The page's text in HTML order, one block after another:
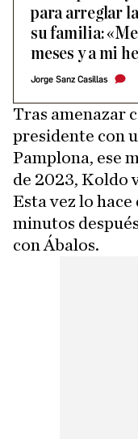
para arreglar
su familia:
meses y a mi
Jorge Sanz Casillas
Tras amenazar
presidente con
Pamplona, ese
de 2023, Koldo
Esta vez lo
minutos
con Ábalos.